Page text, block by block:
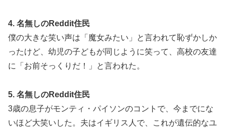
4. 名無しのReddit住民
僕の大きな笑い声は「魔女みたい」と言われて恥ずかしか
ったけど、幼児の子どもが同じように笑って、高校の友達
に「お前そっくりだ！」と言われた。
5. 名無しのReddit住民
3歳の息子がモンティ・パイソンのコントで、今までにな
いほど大笑いした。夫はイギリス人で、これが遺伝的なユ